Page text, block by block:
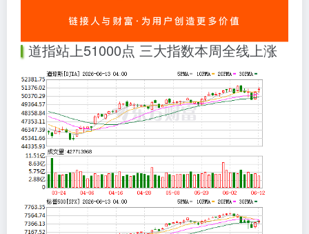
道指站上51000点 三大指数本周全线上涨